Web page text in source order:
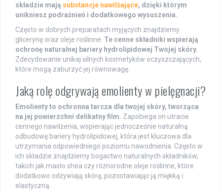
składzie mają substancje nawilżające, dzięki którym
unikniesz podrażnień i dodatkowego wysuszenia.
Często w dobrych preparatach myjących znajdziemy
glicerynę oraz oleje roślinne. Te cenne składniki wspierają
ochronę naturalnej bariery hydrolipidowej Twojej skóry.
Zdecydowanie unikaj silnych kosmetyków oczyszczających,
które mogą zaburzyć jej równowagę.
Jaką rolę odgrywają emolienty w pielęgnacji?
Emolienty to ochronna tarcza dla twojej skóry, tworząca
na jej powierzchni delikatny film. Zapobiega on utracie
cennego nawilżenia, wspierając jednocześnie naturalną
odbudowę bariery hydrolipidowej, która jest kluczowa dla
utrzymania odpowiedniego poziomu nawodnienia. Często w
ich składzie znajdziemy bogactwo naturalnych składników,
takich jak masło shea czy różnorodne oleje roślinne, które
dodatkowo odżywiają skórę, pozostawiając ją miękką i
elastyczną.